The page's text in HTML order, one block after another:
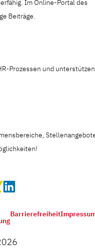
Im Online-Portal des
Beiträge.
Prozessen und unterstützen
Barrierefreiheit